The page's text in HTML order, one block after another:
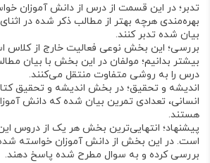
تدبر؛ در این قسمت از درس از دانش آموزان
بهره‌مندی هرچه بهتر از مطالب ذکر شده در
بیان شده تدبر کنند.
بررسی؛ این بخش نوعی فعالیت خارج از کلاس
بیشتر بدانیم؛ مولفان در این بخش با بیان
درس را به روشی متفاوت منتقل می‌کنند.
اندیشه و تحقیق؛ در بخش اندیشه و تحقیق
انسانی، تعدادی تمرین بیان شده که دانش
هستند.
پیشنهاد؛ انتهایی‌ترین بخش هر یک از دروس
است. در این بخش از دانش آموزان خواسته شده
بررسی کرده و به سوال مطرح شده پاسخ دهند.